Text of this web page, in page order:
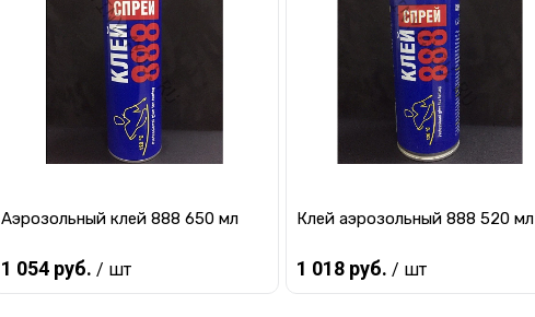
Аэрозольный клей 888 650 мл
1 054 руб. / шт
Клей аэрозольный 888 520 мл
1 018 руб. / шт